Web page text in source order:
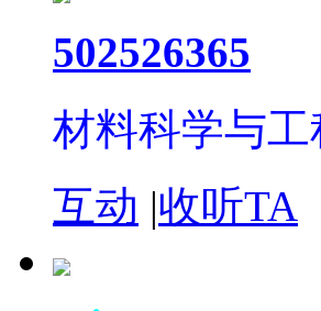
502526365
材料科学与
互动 |收听TA